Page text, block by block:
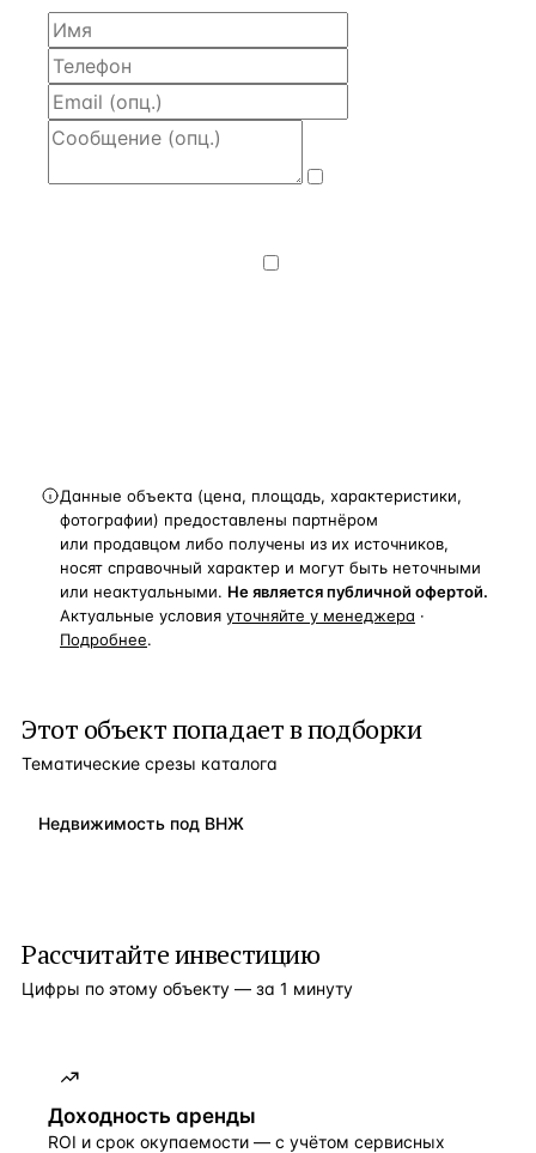
Данные объекта (цена, площадь, характеристики,
фотографии) предоставлены партнёром
или продавцом либо получены из их источников,
носят справочный характер и могут быть неточными
или неактуальными. Не является публичной офертой.
Актуальные условия уточняйте у менеджера ·
Подробнее.
Этот объект попадает в подборки
Тематические срезы каталога
Недвижимость под ВНЖ
Рассчитайте инвестицию
Цифры по этому объекту — за 1 минуту
Доходность аренды
ROI и срок окупаемости — с учётом сервисных